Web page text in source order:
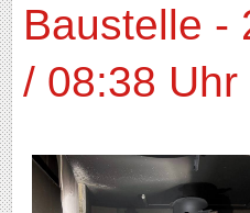
Baustelle -
/ 08:38 Uhr